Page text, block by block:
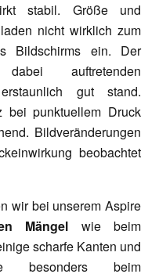
stabil. Größe und
nicht wirklich zum
Bildschirms ein. Der
auftretenden
gut stand.
bei punktuellem Druck
Bildveränderungen
beobachtet
wir bei unserem Aspire
Mängel wie beim
scharfe Kanten und
besonders beim